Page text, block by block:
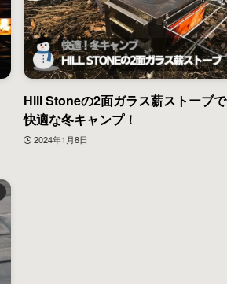
Hill Stoneの2面ガラス薪ストーブで
快適な冬キャンプ！
2024年1月8日